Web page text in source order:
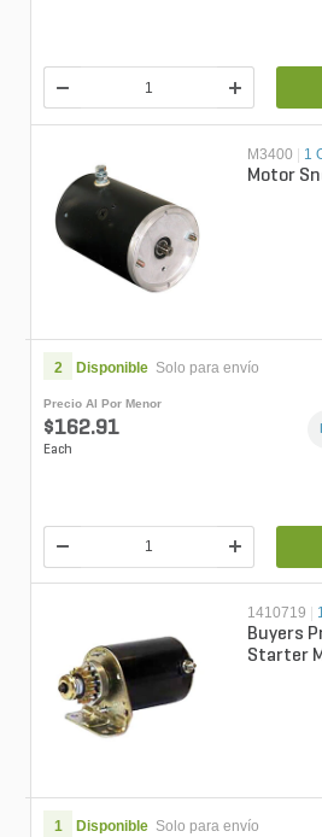
M3400 | 1
Motor
2 Disponible Solo para envío
Precio Al Por Menor
$162.91
Each
1410719
Buyers
Starter
1 Disponible Solo para envío